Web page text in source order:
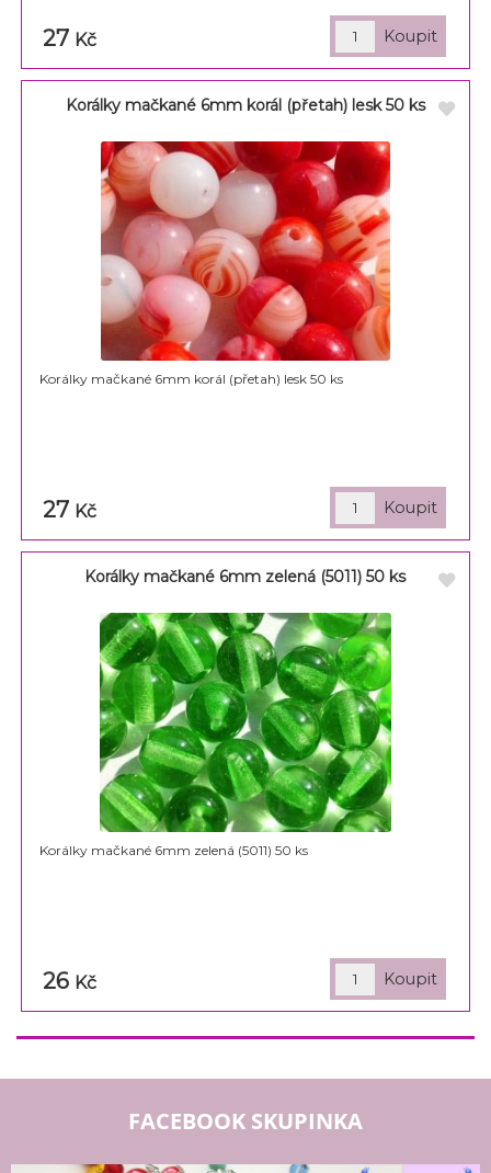
27 Kč
Korálky mačkané 6mm korál (přetah) lesk 50 ks
Korálky mačkané 6mm korál (přetah) lesk 50 ks
27 Kč
Korálky mačkané 6mm zelená (5011) 50 ks
Korálky mačkané 6mm zelená (5011) 50 ks
26 Kč
FACEBOOK SKUPINKA